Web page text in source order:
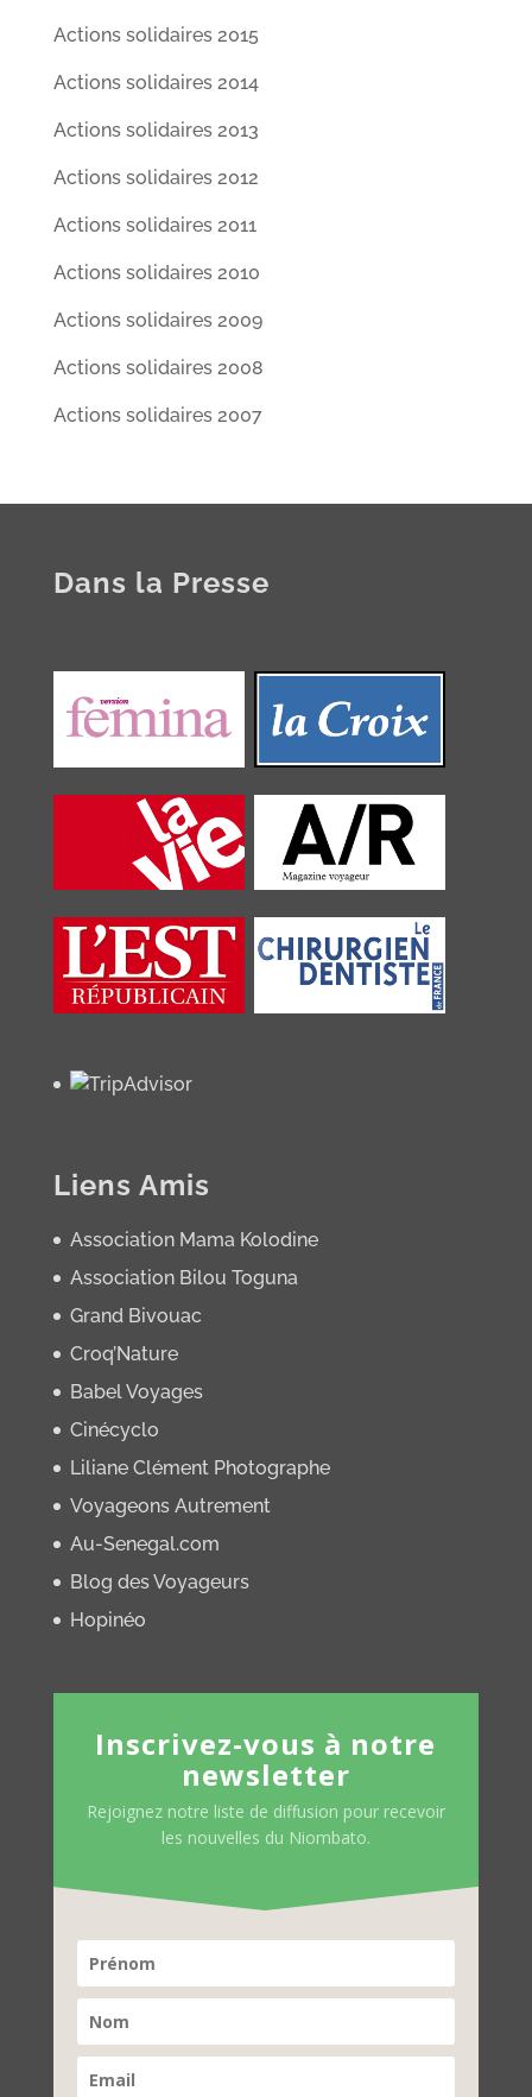
Actions solidaires 2015
Actions solidaires 2014
Actions solidaires 2013
Actions solidaires 2012
Actions solidaires 2011
Actions solidaires 2010
Actions solidaires 2009
Actions solidaires 2008
Actions solidaires 2007
Dans la Presse
Liens Amis
Association Mama Kolodine
Association Bilou Toguna
Grand Bivouac
Croq’Nature
Babel Voyages
Cinécyclo
Liliane Clément Photographe
Voyageons Autrement
Au-Senegal.com
Blog des Voyageurs
Hopinéo
Inscrivez-vous à notre
newsletter
Rejoignez notre liste de diffusion pour recevoir
les nouvelles du Niombato.